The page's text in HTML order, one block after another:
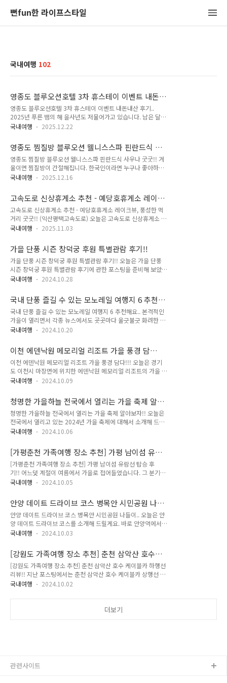
뻔fun한 라이프스타일
국내여행 102
영종도 블루오션호텔 3차 휴스테이 이벤트 내돈
내산 후기..
영종도 블루오션호텔 3차 휴스테이 이벤트 내돈내산 후기..
2025년 푸른 뱀의 해 을사년도 저물어가고 있습니다. 남은 달력
한 장도 이제 정말 얼마 남지 않았는데요. 크리스마스와 연말 시
도 많으실 텐데요. 저희 부부는 이번에 모처럼 호캉스를 즐기고
왔답니다. 바로 영종도 블루오션호텔 휴스테이 패키지를 예약하
고 이용해 보았습니다. 숙박과 조식서비스 그리고 찜질방까지 이
용할 수 있는 휴스테이 이벤트 후기 포스팅 지금부터 바로 시작
해 보겠습니다... 영종 블루오션호텔은 1차에서 4차까지 있답니
되어 있어요. 저희는 블루오션 3차에 투숙했는데요. 호텔 앞으로
는 송산공원과 씨사이드 파크 ..
국내여행 2025.12.22
영종도 찜질방 블루오션 웰니스스파 핀란드식 사
우나 굿굿!!
영종도 찜질방 블루오션 웰니스스파 핀란드식 사우나 굿굿!! 겨
울이면 찜질방이 간절해집니다. 한국인이라면 누구나 좋아하는
찜질, 그렇다면 과연 시설도 좋고, 위생도 청결도 굿굿인 찜질방
찜질방이 있어서 오늘은 포스팅으로 준비해 보았습니다. 게다가
찜질방 안에 야외 핀란드식 사우나도 매력적인 이곳 블루오션 웰
니스스파 오늘의 포스팅 지금부터 바로 시작해 보겠습니다... 블
루오션 웰니스스파 이용안내 매장위치: 인천 중구 자연대로 7 2
층 201호영업시간: 연중무휴 매일 00:00 - 24:00매장전화:
청라로부터 영종대교를 지나 금산 IC를 통해서 영종도에 진입,
어느새 블루..
국내여행 2025.12.16
고속도로 신상휴게소 추천 - 예당호휴게소 레이크
뷰, 풍성한 먹거리 굿굿!! (익산평택고속도로)
고속도로 신상휴게소 추천 - 예당호휴게소 레이크뷰, 풍성한 먹
거리 굿굿!! (익산평택고속도로) 오늘은 고속도로 신상휴게소 한
곳을 추천해 드릴게요. 바로 익산평택고속도로 예산 부근에 자리
용객들의 시선을 끄는 곳 오늘 포스팅으로 준비해 보았습니다.
그럼 바로 시작해 보겠습니다. 익산평택고속도로를 달리다 보면
만날 수 있는 이곳 예산예당호휴게소는 상행선, 하행선 이용과
상관없이 모두 이용가능한 복합휴게소 중 하나입니다. 예산 예당
호 부근으로 진출하려면 반드시 휴게소를 거쳐서 나가실 수 있어
지한 다음 나가시는 걸 추천해 드립니다... 바로 이곳이 예산예당
호휴게소입니다. 저도 처음 ..
국내여행 2025.11.03
가을 단풍 시즌 창덕궁 후원 특별관람 후기!!
가을 단풍 시즌 창덕궁 후원 특별관람 후기!! 오늘은 가을 단풍
시즌 창덕궁 후원 특별관람 후기에 관한 포스팅을 준비해 보았습
니다. 그럼 오늘의 포스팅 지금부터 바로 시작해 보겠습니
시간: 매일 09:00 - 17:30 마감 1시간 전까지 입장 (매주 월요일
휴무)전화: 02-3668-2300 창덕궁의 정문인 돈화문을 지나서
입장하게 되면 바로 후원 가는 길이 상세하게 설명이 되어 있어
요. 창덕궁 입구에서부터 후원까지 천천히 걸으면 약 10분이면
충분합니다... 저희는 관림시간이 7회 차인 오후 1시 타임이었
걸음으로 걸어주었답니다. 드디어 도착했는데 아!! 온라인으로
는 매..
국내여행 2024.10.28
국내 단풍 즐길 수 있는 모노레일 여행지 6 추천
해요..
국내 단풍 즐길 수 있는 모노레일 여행지 6 추천해요.. 본격적인
가을이 열리면서 각종 뉴스에서도 곳곳마다 울긋불긋 화려한 단
풍 소식들이 들려옵니다. 단풍은 정말 짧게 스쳐 지나가기 때문
만 아무래도 단풍은 각종 유명한 명산들 위주로 펼쳐지기 때문에
무릎이나 발목 건강이 안 좋으신 분들에게는 무리일 수 있습니
다. 그렇다고 해마다 연례행사로 펼쳐지는 단풍구경 안 가실 수
도 없겠죠? 이때는 전국 곳곳에 위치하고 있는 단풍 모노레일을
이용해 보시는 것도 좋은 선택이 되실 겁니다. 대표적으로는 LG
로 인해서 추천해 드리지는 않습니다. 북적이고 예약 어려운 화
담숲 말고도 한가롭고 여유 있게 단..
국내여행 2024.10.20
이천 에덴낙원 메모리얼 리조트 가을 풍경 담
다!!!
이천 에덴낙원 메모리얼 리조트 가을 풍경 담다!!! 오늘은 경기
도 이천시 마장면에 위치한 에덴낙원 메모리얼 리조트의 가을 풍
경을 담아 보았는데요. 오늘 포스팅을 통해서 함께 나누어 보도
년 전 아빠를 이곳에 모시기 위해서 사전 답사 겸 방문했을 때는
진입로조차 제대로 되어 있지 않았고, 에덴파라다이스 호텔이나
에덴 가든은 조성되기도 한참 전이었답니다... 오직 에덴낙원 맨
위에 있는 부활교회, 부활소망안식처, 그리고 부활소망가든만 완
공되었던 때인데도 저희에게는 너무나 아름다운 장소였고, 아빠
요. 그때 비하면 지금은 참 너무나 많은 것이 바뀌었고, 기독교
인이 아닌 이들도 찾게 되는 ..
국내여행 2024.10.09
청명한 가을하늘 전국에서 열리는 가을 축제 알아
보자!!
청명한 가을하늘 전국에서 열리는 가을 축제 알아보자!! 오늘은
전국에서 열리고 있는 2024년 가을 축제에 대해서 소개해 드려
보겠습니다. 요즘 티비를 틀면 뉴스 시간에도 어김없이 가을 축
9월 중순까지 이어지더니 추석이 지나고 추분이 오니 완연한 가
을날을 느낄 수 있게 되었습니다. 가을만 되면 가을 계절꽃 축제
들도 열리게 되지만 이외에도 지역의 특산물을 활용한 축제들도
심심치 않게 만나볼 수 있습니다. 여름에는 바깥 외출 자체를 자
제했지만 천고마비의 계절 가을에는 집 안에 있는 것 자체가 너
과 함께 또는 소중한 이들과 함께 가을 명소, 축제에 나서보시는
것도 좋겠습니다. 전국 ..
국내여행 2024.10.06
[가평춘천 가족여행 장소 추천] 가평 남이섬 유람
선 탑승 후기!!
[가평춘천 가족여행 장소 추천] 가평 남이섬 유람선 탑승 후
기!! 어느덧 계절이 여름에서 가을로 접어들었습니다. 그 분기점
이라면 지난 9월 20일부터 내렸던 가을비 이후 급격하게 기온과
을 다녀왔는데요. 오늘은 가평춘천 가족여행 장소로 잡아 보았던
가평 남이섬에 관한 내용을 준비해 보았습니다. 가평 남이섬 유
람선 탑승 후기 그럼 지금부터 바로 시작해 보겠습니다... 남이
섬종합휴양지선착장 이용안내 주소: 경기 가평군 가평읍 달전리
145-2 가평 남이섬선착장 매표소 부근입니다. 남이섬 입장 요
경로우대는 13,000원 초등학생까지의 소인은 10,000원이니
참고해 주세요... 몇..
국내여행 2024.10.05
안양 데이트 드라이브 코스 병목안 시민공원 나들
이..
안양 데이트 드라이브 코스 병목안 시민공원 나들이.. 오늘은 안
양 데이트 드라이브 코스를 소개해 드릴게요. 바로 안양역에서부
터 수리산 방면으로 올라가다 보면 만날 수 있는 병목안시민공원
은 지 오래됩니다. 저희도 정말 오랜만에 방문하는 병목안시민공
원이 기대되고 설레더라고요. 과연 과거의 그 흔적들이 남아 있
을지 또 얼마나 새롭게 바뀌었을지 말입니다. 그럼 오늘의 포스
팅 지금부터 바로 시작해 보겠습니다... 우선 안양의 명물이자 9
경 중 8경으로 지정된 병목안 시민공원의 위치를 알려드릴게
국내여행 2024.10.03
[강원도 가족여행 장소 추천] 춘천 삼악산 호수
케이블카 하행선 리뷰!!
[강원도 가족여행 장소 추천] 춘천 삼악산 호수 케이블카 하행선
리뷰!! 지난 포스팅에서는 춘천 삼악산 호수 케이블카 상행선 리
뷰를 남겨 보았습니다. 오늘은 강원도 가족여행 장소 중에서 춘
해 보겠습니다... 강원 춘천시 서면에 위치한 삼악산은 지난
국내여행 2024.10.02
더보기
관련사이트